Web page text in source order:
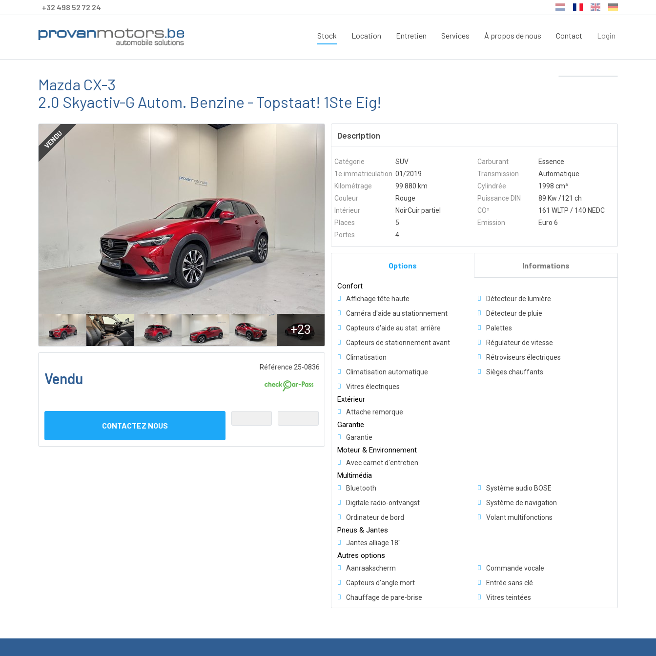
+32 498 52 72 24
Stock Location Entretien Services À propos de nous Contact Login
Mazda CX-3
2.0 Skyactiv-G Autom. Benzine - Topstaat! 1Ste Eig!
VENDU
+23
Référence 25-0836
Vendu
CONTACTEZ NOUS
Description
Catégorie
SUV
1e immatriculation 01/2019
Kilométrage
99 880 km
Couleur
Rouge
Intérieur
NoirCuir partiel
Places
5
Portes
4
Carburant
Essence
Transmission
Automatique
Cylindrée
1998 cm³
Puissance DIN
89 Kw /121 ch
CO²
161 WLTP / 140 NEDC
Emission
Euro 6
Options Informations
Confort
Affichage tête haute
Caméra d'aide au stationnement
Capteurs d'aide au stat. arrière
Capteurs de stationnement avant
Climatisation
Climatisation automatique
Vitres électriques
Détecteur de lumière
Détecteur de pluie
Palettes
Régulateur de vitesse
Rétroviseurs électriques
Sièges chauffants
Extérieur
Attache remorque
Garantie
Garantie
Moteur & Environnement
Avec carnet d'entretien
Multimédia
Bluetooth
Digitale radio-ontvangst
Ordinateur de bord
Système audio BOSE
Système de navigation
Volant multifonctions
Pneus & Jantes
Jantes alliage 18"
Autres options
Aanraakscherm
Capteurs d'angle mort
Chauffage de pare-brise
Commande vocale
Entrée sans clé
Vitres teintées